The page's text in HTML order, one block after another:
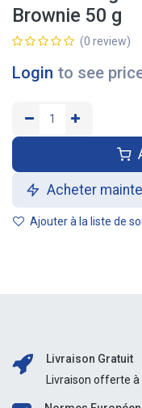
Brownie 50 g
(0 review)
Login to see
Acheter
Ajouter à la liste de
Livraison Gratuit
Livraison offerte